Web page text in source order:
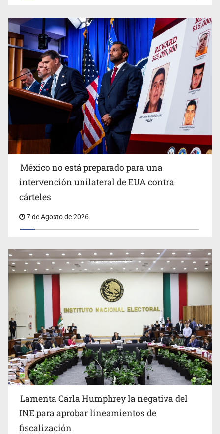
Procesan a el “R1”, presunto líder criminal en Jalisco y
Michoacán
Desapariciones en Jalisco, con complicidad de policías,
México no está preparado para una
intervención unilateral de EUA contra
cárteles
7 de Agosto de 2026
Lamenta Carla Humphrey la negativa del
INE para aprobar lineamientos de
fiscalización